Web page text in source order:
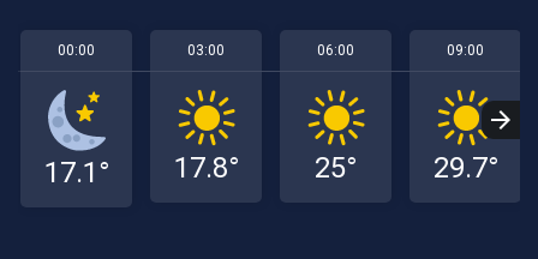
00:00
17.1°
03:00
17.8°
06:00
25°
09:00
29.7°